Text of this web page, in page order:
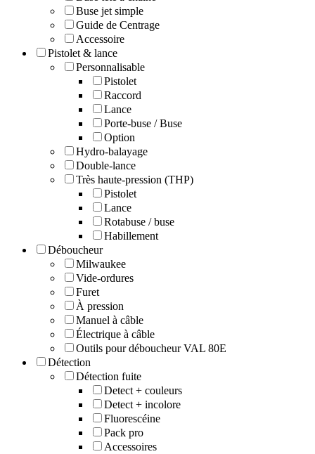
Buse jet simple
Guide de Centrage
Accessoire
Pistolet & lance
Personnalisable
Pistolet
Raccord
Lance
Porte-buse / Buse
Option
Hydro-balayage
Double-lance
Très haute-pression (THP)
Pistolet
Lance
Rotabuse / buse
Habillement
Déboucheur
Milwaukee
Vide-ordures
Furet
À pression
Manuel à câble
Électrique à câble
Outils pour déboucheur VAL 80E
Détection
Détection fuite
Detect + couleurs
Detect + incolore
Fluorescéine
Pack pro
Accessoires